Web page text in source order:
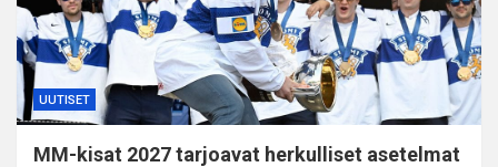
UUTISET
MM-kisat 2027 tarjoavat herkulliset asetelmat